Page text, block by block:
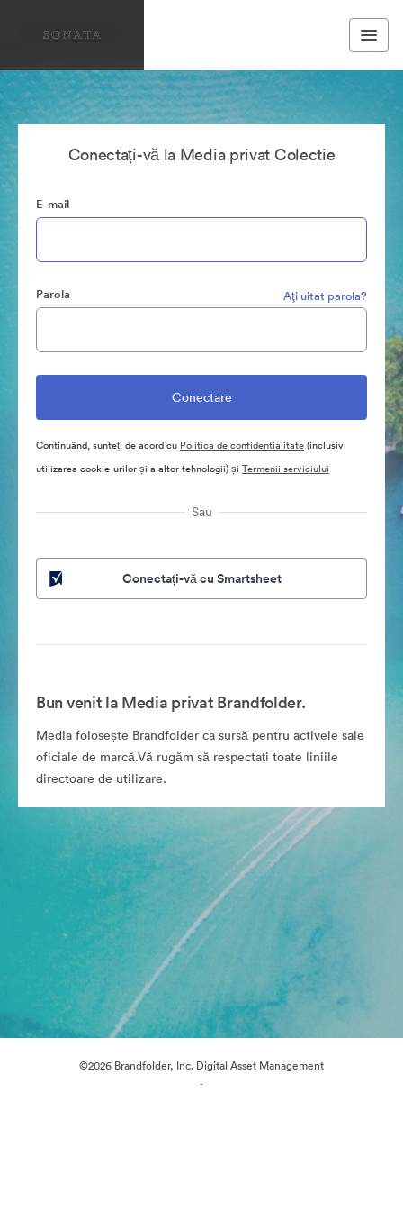
Conectați-vă la Media privat Colectie
E-mail
Parola Aţi uitat parola?
Continuând, sunteți de acord cu Politica de confidentialitate(inclusiv
utilizarea cookie-urilor și a altor tehnologii) și Termenii serviciului
Sau
Conectați-vă cu Smartsheet
Bun venit la Media privat Brandfolder.
Media folosește Brandfolder ca sursă pentru activele sale
oficiale de marcă.Vă rugăm să respectați toate liniile
directoare de utilizare.
©2026 Brandfolder, Inc. Digital Asset Management
·